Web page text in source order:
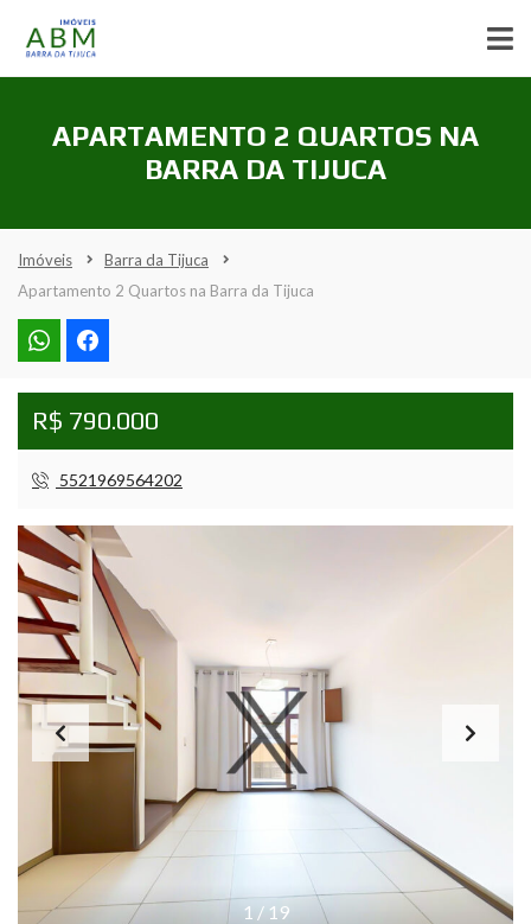
APARTAMENTO 2 QUARTOS NA
BARRA DA TIJUCA
Imóveis
Barra da Tijuca
Apartamento 2 Quartos na Barra da Tijuca
R$ 790.000
5521969564202
1 / 19